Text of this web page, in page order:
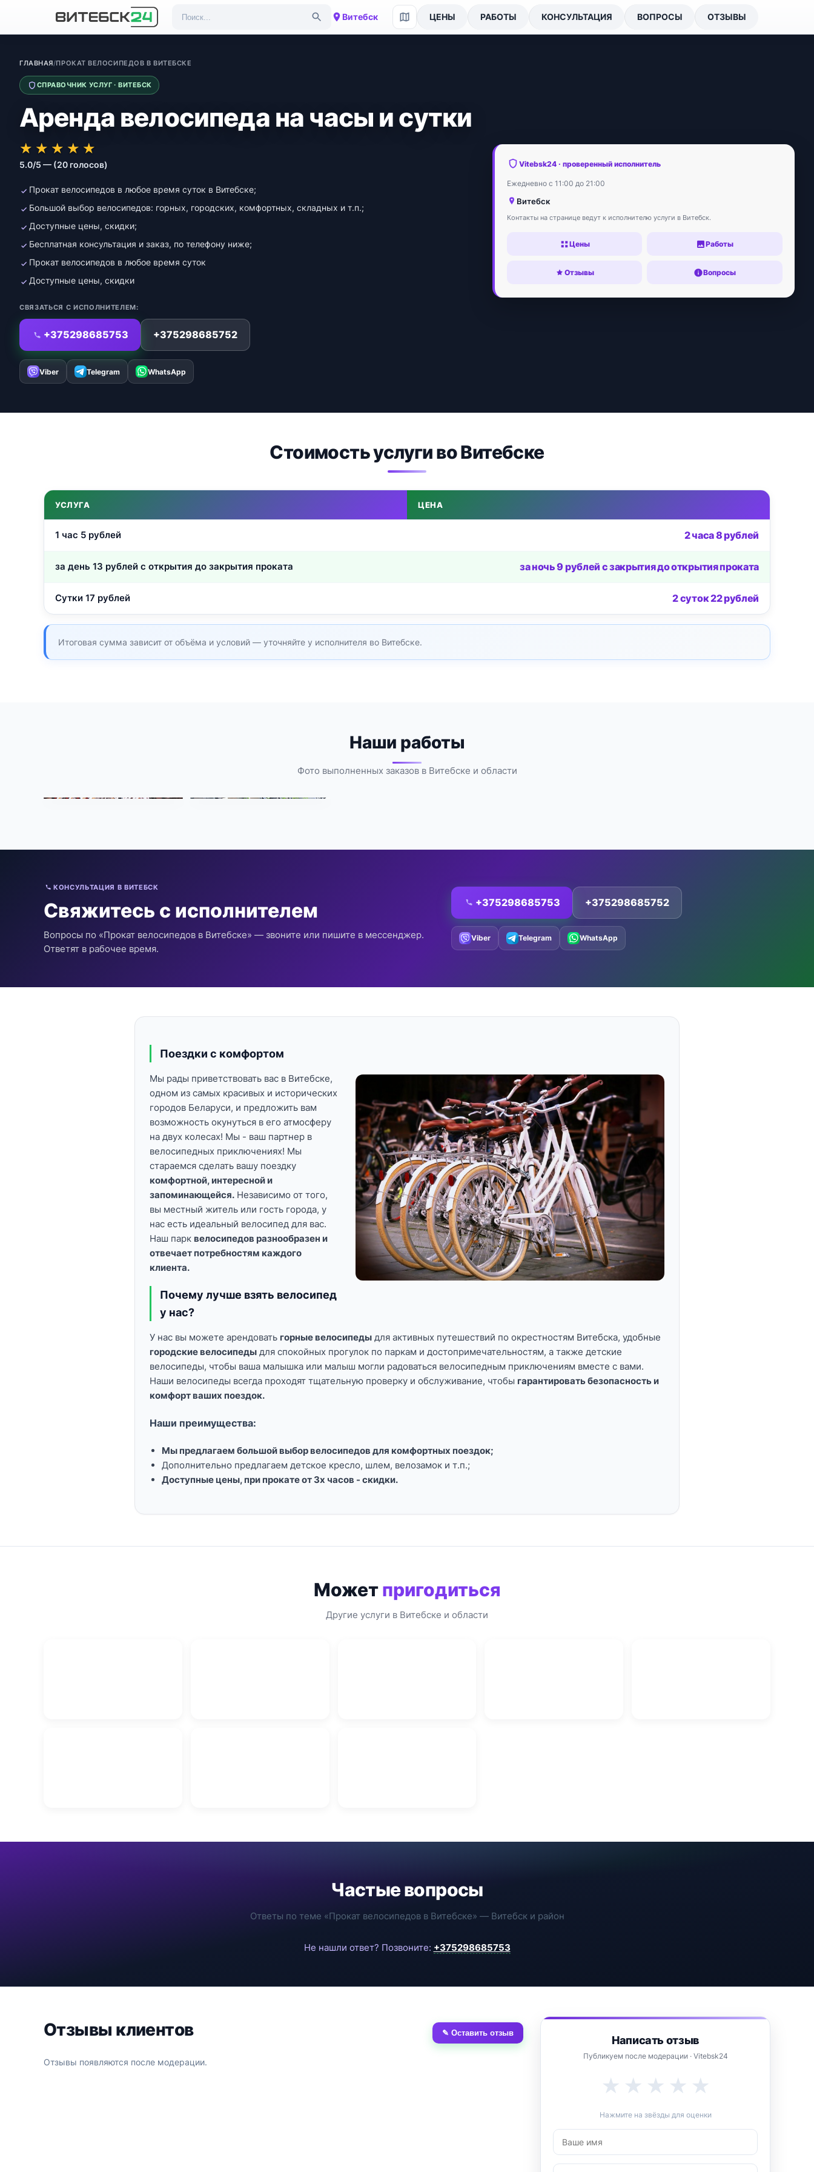
Витебск ЦЕНЫ РАБОТЫ КОНСУЛЬТАЦИЯ ВОПРОСЫ ОТЗЫВЫ
ГЛАВНАЯ/ПРОКАТ ВЕЛОСИПЕДОВ В ВИТЕБСКЕ
СПРАВОЧНИК УСЛУГ · ВИТЕБСК
Аренда велосипеда на часы и сутки
★★★★★
★★★★★
★ ★ ★ ★ ★
5.0/5 — (20 голосов)
Прокат велосипедов в любое время суток в Витебске;
Большой выбор велосипедов: горных, городских, комфортных, складных и т.п.;
Доступные цены, скидки;
Бесплатная консультация и заказ, по телефону ниже;
Прокат велосипедов в любое время суток
Доступные цены, скидки
СВЯЗАТЬСЯ С ИСПОЛНИТЕЛЕМ:
+375298685753 +375298685752
Viber Telegram WhatsApp
Vitebsk24 · проверенный исполнитель
Ежедневно с 11:00 до 21:00
Витебск
Контакты на странице ведут к исполнителю услуги в Витебск.
Цены Работы
Отзывы Вопросы
Стоимость услуги во Витебске
УСЛУГА ЦЕНА
1 час 5 рублей 2 часа 8 рублей
за день 13 рублей с открытия до закрытия проката за ночь 9 рублей с закрытия до открытия проката
Сутки 17 рублей 2 суток 22 рублей
Итоговая сумма зависит от объёма и условий — уточняйте у исполнителя во Витебске.
Наши работы
Фото выполненных заказов в Витебске и области
КОНСУЛЬТАЦИЯ В ВИТЕБСК
Свяжитесь с исполнителем
Вопросы по «Прокат велосипедов в Витебске» — звоните или пишите в мессенджер.
Ответят в рабочее время.
+375298685753 +375298685752
Viber Telegram WhatsApp
Поездки с комфортом
Мы рады приветствовать вас в Витебске,
одном из самых красивых и исторических
городов Беларуси, и предложить вам
возможность окунуться в его атмосферу
на двух колесах! Мы - ваш партнер в
велосипедных приключениях! Мы
стараемся сделать вашу поездку
комфортной, интересной и
запоминающейся. Независимо от того,
вы местный житель или гость города, у
нас есть идеальный велосипед для вас.
Наш парк велосипедов разнообразен и
отвечает потребностям каждого
клиента.
Почему лучше взять велосипед
у нас?
У нас вы можете арендовать горные велосипеды для активных путешествий по окрестностям Витебска, удобные
городские велосипеды для спокойных прогулок по паркам и достопримечательностям, а также детские
велосипеды, чтобы ваша малышка или малыш могли радоваться велосипедным приключениям вместе с вами.
Наши велосипеды всегда проходят тщательную проверку и обслуживание, чтобы гарантировать безопасность и
комфорт ваших поездок.
Наши преимущества:
Мы предлагаем большой выбор велосипедов для комфортных поездок;
Дополнительно предлагаем детское кресло, шлем, велозамок и т.п.;
Доступные цены, при прокате от 3х часов - скидки.
Можетпригодиться
Другие услуги в Витебске и области
Частые вопросы
Ответы по теме «Прокат велосипедов в Витебске» — Витебск и район
Не нашли ответ? Позвоните: +375298685753
Отзывы клиентов ✎ Оставить отзыв
Отзывы появляются после модерации.
Написать отзыв
Публикуем после модерации · Vitebsk24
★
★
★
★
★
Нажмите на звёзды для оценки